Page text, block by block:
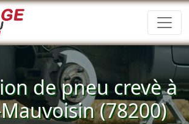
de pneu crevè à
(78200)